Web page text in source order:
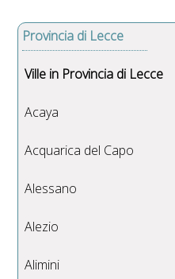
Provincia di Lecce
Ville in Provincia di Lecce
Acaya
Acquarica del Capo
Alessano
Alezio
Alimini